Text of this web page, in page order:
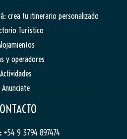
crea tu itinerario personalizado
Turístico
y operadores
Actividades
Anunciate
+54 9 3794 897474